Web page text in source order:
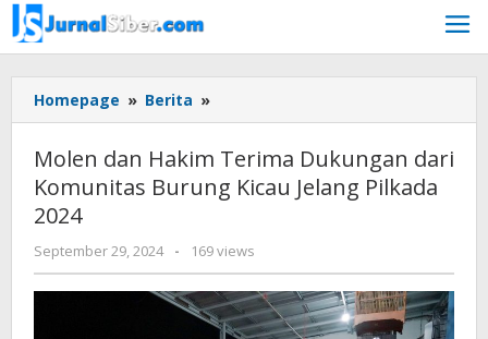
Skip
to
content
Homepage » Berita »
dan
Terima
Dukungan
Burung
Kicau
Jelang
Pilkada
Molen dan Hakim Terima Dukungan dari
Komunitas Burung Kicau Jelang Pilkada
2024
September 29, 2024
by
Jurnalsiber
- 169 views